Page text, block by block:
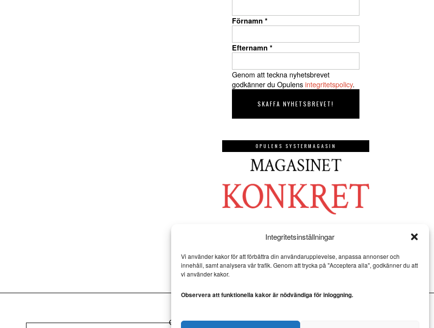
Integritetsinställningar
Vi använder kakor för att förbättra din användarupplevelse, anpassa annonser och
innehåll, samt analysera vår trafik. Genom att trycka på "Acceptera alla", godkänner du att
vi använder kakor.
Observera att funktionella kakor är nödvändiga för inloggning.
Förnamn *
Efternamn *
Genom att teckna nyhetsbrevet
godkänner du Opulensintegritetspolicy.
OPULENS SYSTERMAGASIN